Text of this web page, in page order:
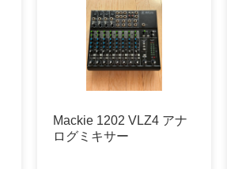
Mackie 1202 VLZ4 アナ
ログミキサー